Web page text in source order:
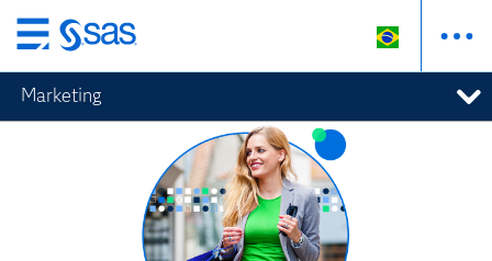
Pular
para
o
conteúdo
Marketing